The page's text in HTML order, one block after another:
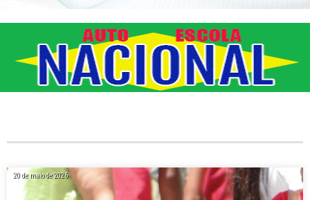
20 de maio de 2026